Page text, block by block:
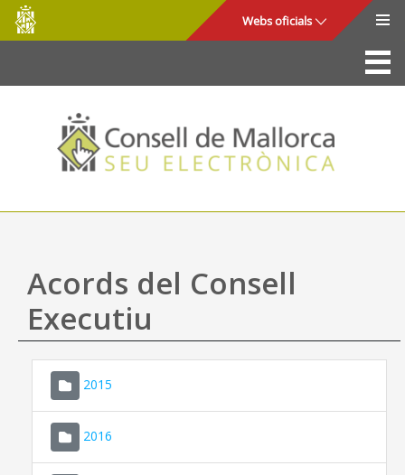
Salta al contingut principal
Consell
de
Mallorca
Webs oficials
La Seu
Consell de Mallorca
Accés i seguretat
Utilitats
Ajuda
Acords del Consell
Executiu
2015
2016